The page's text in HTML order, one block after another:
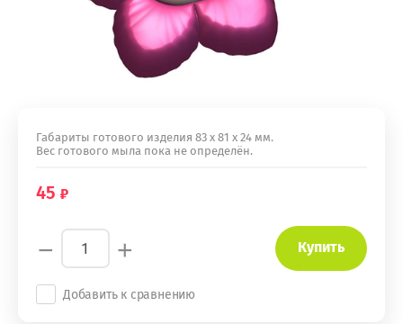
Габариты готового изделия 83 х 81 х 24 мм.
Вес готового мыла пока не определён.
45
− + Купить
Добавить к сравнению